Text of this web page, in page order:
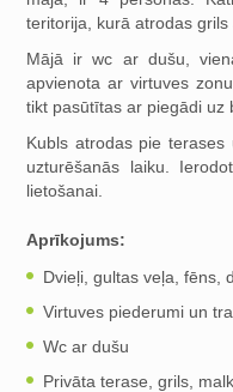
teritorija, kurā atrodas grils
Mājā ir wc ar dušu,
apvienota ar virtuves
tikt pasūtītas ar piegādi uz
Kubls atrodas pie
uzturēšanās laiku.
lietošanai.
Aprīkojums:
Dvieļi, gultas veļa, fēns,
Virtuves piederumi un
Wc ar dušu
Privāta terase, grils,